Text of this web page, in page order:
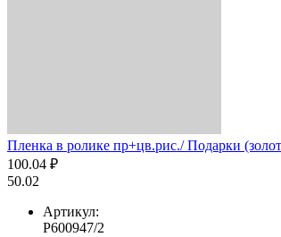
Пленка в ролике пр+цв.рис./ Подарки
100.04 ₽
50.02
Артикул:
Р600947/2